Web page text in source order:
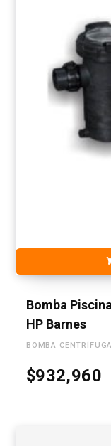
Bomba
HP Barnes
BOMBA CENTRÍFUGA
$932,960